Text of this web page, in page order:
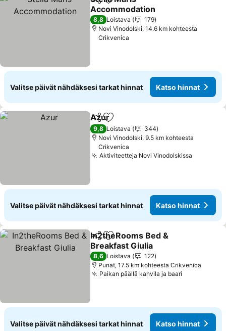
Jaa Lisää suosikkeihin
Accommodation
Katso hinnat
8,8 Loistava
179
Novi Vinodolski, 14.6 km kohteesta
Crikvenica
Valitse päivät nähdäksesi tarkat hinnat Katso hinnat
Jaa Lisää suosikkeihin
Azur
9,8 Loistava
344
Novi Vinodolski, 9.5 km kohteesta
Crikvenica
Aktiviteetteja Novi Vinodolskissa
Valitse päivät nähdäksesi tarkat hinnat Katso hinnat
Jaa Lisää suosikkeihin
In2theRooms Bed &
Breakfast Giulia
Katso hinnat
8,6 Loistava
122
Punat, 17.5 km kohteesta Crikvenica
Paikan päällä kahvila ja baari
Valitse päivät nähdäksesi tarkat hinnat Katso hinnat